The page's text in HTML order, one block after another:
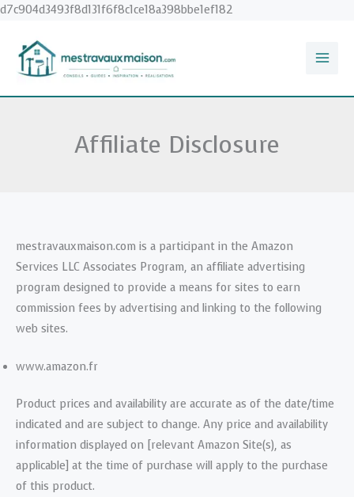
d7c904d3493f8d131f6f8c1ce18a398bbe1ef182
Affiliate Disclosure
mestravauxmaison.com is a participant in the Amazon
Services LLC Associates Program, an affiliate advertising
program designed to provide a means for sites to earn
commission fees by advertising and linking to the following
web sites.
www.amazon.fr
Product prices and availability are accurate as of the date/time
indicated and are subject to change. Any price and availability
information displayed on [relevant Amazon Site(s), as
applicable] at the time of purchase will apply to the purchase
of this product.